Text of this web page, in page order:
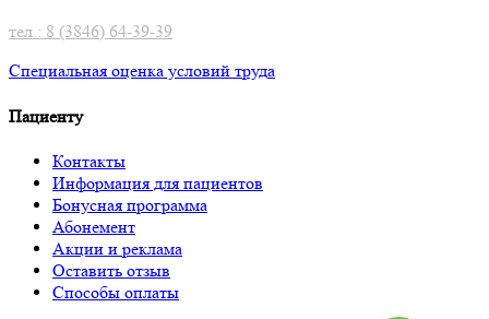
тел.: 8 (3846) 64-39-39
Специальная оценка условий труда
Пациенту
Контакты
Информация для пациентов
Бонусная программа
Абонемент
Акции и реклама
Оставить отзыв
Способы оплаты